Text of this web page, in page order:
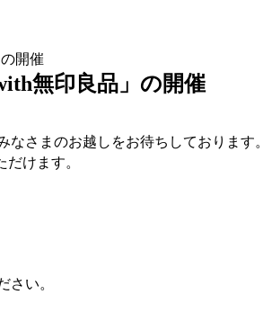
開催
無印良品」の開催
さまのお越しをお待ちしております。
けます。
さい。